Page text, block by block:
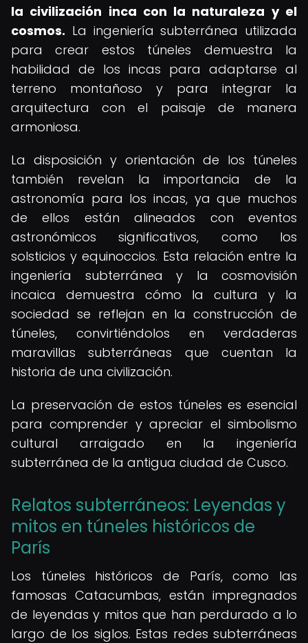
la civilización inca con la naturaleza y el
cosmos. La ingeniería subterránea utilizada
para crear estos túneles demuestra la
habilidad de los incas para adaptarse al
terreno montañoso y para integrar la
arquitectura con el paisaje de manera
armoniosa.
La disposición y orientación de los túneles
también revelan la importancia de la
astronomía para los incas, ya que muchos
de ellos están alineados con eventos
astronómicos significativos, como los
solsticios y equinoccios. Esta relación entre la
ingeniería subterránea y la cosmovisión
incaica demuestra cómo la cultura y la
sociedad se reflejan en la construcción de
túneles, convirtiéndolos en verdaderas
maravillas subterráneas que cuentan la
historia de una civilización.
La preservación de estos túneles es esencial
para comprender y apreciar el simbolismo
cultural arraigado en la ingeniería
subterránea de la antigua ciudad de Cusco.
Relatos subterráneos: Leyendas y
mitos en túneles históricos de
París
Los túneles históricos de París, como las
famosas Catacumbas, están impregnados
de leyendas y mitos que han perdurado a lo
largo de los siglos. Estas redes subterráneas